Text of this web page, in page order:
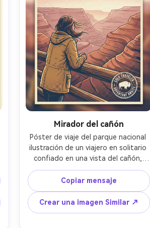
Mirador del cañón
Póster de viaje del parque nacional
ilustración de un viajero en solitario
confiado en una vista del cañón,
manos en la barandilla, viento en el
pelo, bandas de cañón en capas con
curvas gráficas limpias, neblina del
amanecer, paleta limitada con rosa
polvorienta y ocre, gradiente de
Copiar mensaje
Crear una imagen Similar ↗